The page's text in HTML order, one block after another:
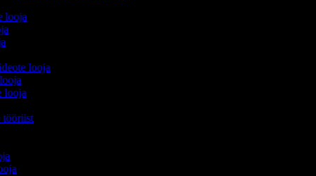
looja
looja
looja
tööriist